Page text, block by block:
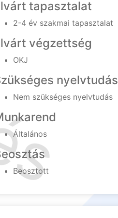
tapasztalat
2-4 év szakmai tapasztalat
végzettség
OKJ
nyelvtudás
Nem szükséges nyelvtudás
Általános
Beosztott